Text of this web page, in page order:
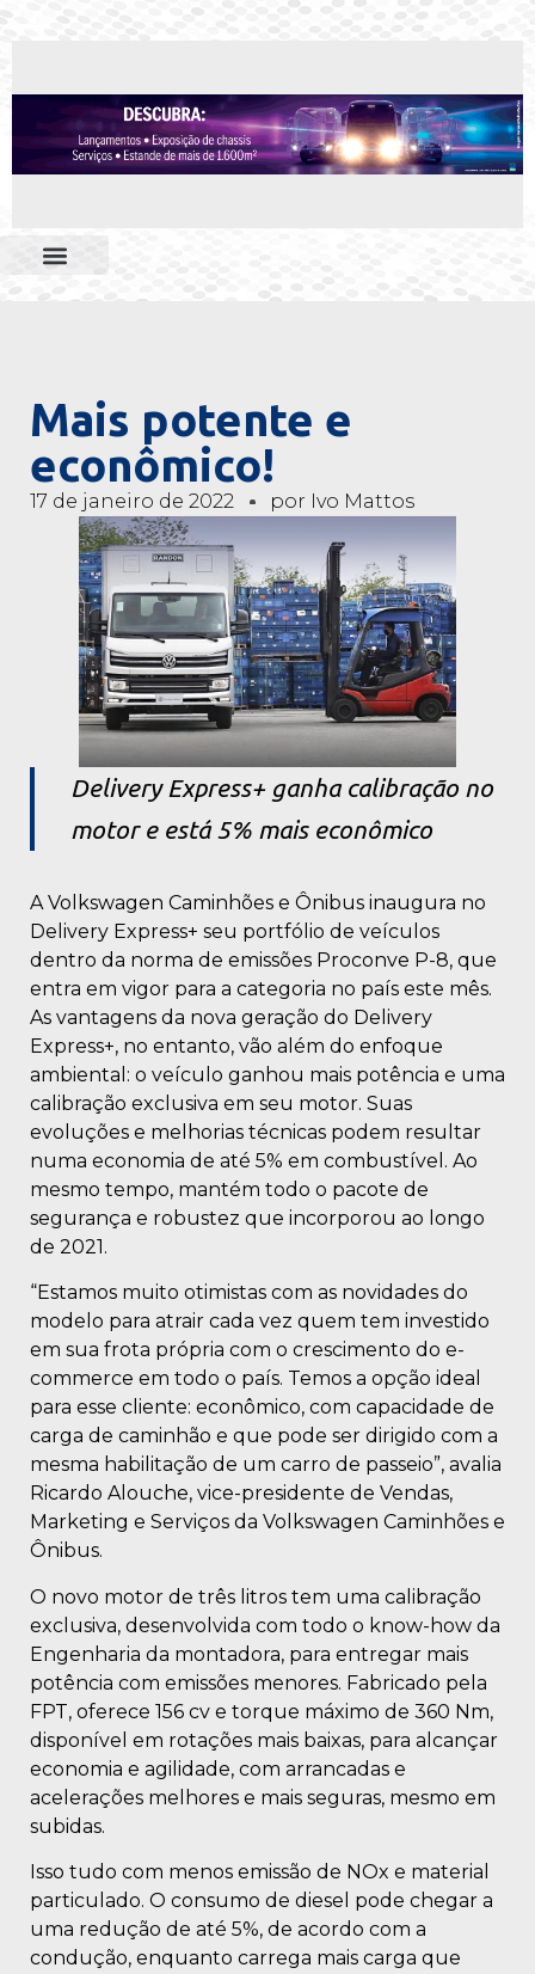
Mais potente e
econômico!
17 de janeiro de 2022 por Ivo Mattos
Delivery Express+ ganha calibração no
motor e está 5% mais econômico
A Volkswagen Caminhões e Ônibus inaugura no
Delivery Express+ seu portfólio de veículos
dentro da norma de emissões Proconve P-8, que
entra em vigor para a categoria no país este mês.
As vantagens da nova geração do Delivery
Express+, no entanto, vão além do enfoque
ambiental: o veículo ganhou mais potência e uma
calibração exclusiva em seu motor. Suas
evoluções e melhorias técnicas podem resultar
numa economia de até 5% em combustível. Ao
mesmo tempo, mantém todo o pacote de
segurança e robustez que incorporou ao longo
de 2021.
“Estamos muito otimistas com as novidades do
modelo para atrair cada vez quem tem investido
em sua frota própria com o crescimento do e-
commerce em todo o país. Temos a opção ideal
para esse cliente: econômico, com capacidade de
carga de caminhão e que pode ser dirigido com a
mesma habilitação de um carro de passeio”, avalia
Ricardo Alouche, vice-presidente de Vendas,
Marketing e Serviços da Volkswagen Caminhões e
Ônibus.
O novo motor de três litros tem uma calibração
exclusiva, desenvolvida com todo o know-how da
Engenharia da montadora, para entregar mais
potência com emissões menores. Fabricado pela
FPT, oferece 156 cv e torque máximo de 360 Nm,
disponível em rotações mais baixas, para alcançar
economia e agilidade, com arrancadas e
acelerações melhores e mais seguras, mesmo em
subidas.
Isso tudo com menos emissão de NOx e material
particulado. O consumo de diesel pode chegar a
uma redução de até 5%, de acordo com a
condução, enquanto carrega mais carga que